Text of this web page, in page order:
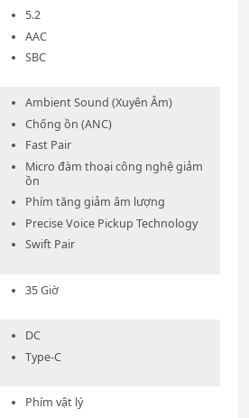
5.2
AAC
SBC
Ambient Sound (Xuyên Âm)
Chống ồn (ANC)
Fast Pair
Micro đàm thoại công nghệ giảm
ồn
Phím tăng giảm âm lượng
Precise Voice Pickup Technology
Swift Pair
35 Giờ
DC
Type-C
Phím vật lý